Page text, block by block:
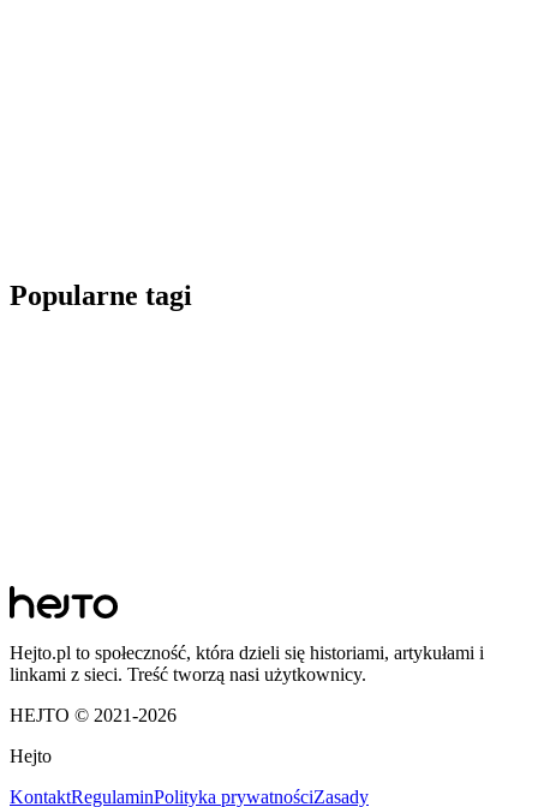
Popularne tagi
Hejto.pl to społeczność, która dzieli się historiami, artykułami i
linkami z sieci. Treść tworzą nasi użytkownicy.
HEJTO © 2021-2026
Hejto
KontaktRegulaminPolityka prywatnościZasady